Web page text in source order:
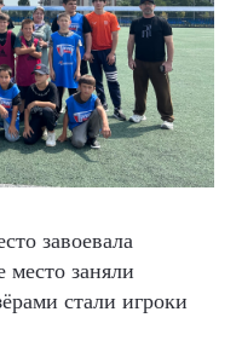
завоевала
заняли
стали игроки